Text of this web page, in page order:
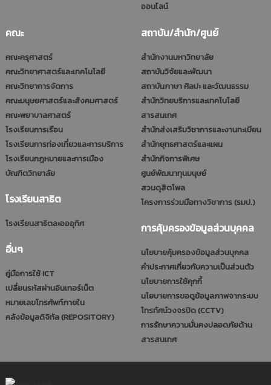
ออนไลน์
คณะ
คณะครุศาสตร์
คณะวิทยาศาสตร์และเทคโนโลยี
คณะวิทยาการจัดการ
คณะมนุษยศาสตร์และสังคมศาสตร์
คณะพยาบาลศาสตร์
โรงเรียนการเรือน
โรงเรียนการท่องเที่ยวและการบริการ
โรงเรียนกฎหมายและการเมือง
บัณฑิตวิทยาลัย
โรงเรียนสาธิต
โรงเรียนสาธิตละอออุทิศ
อื่นๆ
คู่มือการใช้ ICT
เปลี่ยนรหัสผ่านอินเทอร์เน็ต
หมายเลขโทรศัพท์ภายใน
คลังข้อมูลดิจิทัล (REPOSITORY)
สถาบัน/สำนัก/ศูนย์
สำนักงานมหาวิทยาลัย
สถาบันวิจัยและพัฒนา
สถาบันภาษา ศิลปะ และวัฒนธรรม
สำนักวิทยบริการและเทคโนโลยี
สารสนเทศ
สำนักส่งเสริมวิชาการและงานทะเบียน
สำนักยุทธศาสตร์และแผน
สำนักกิจการพิเศษ
ศูนย์พัฒนาทุนมนุษย์
สวนดุสิตโพล
โครงการร่วมมือทางวิชาการ (รมป.)
การคุ้มครองข้อมูลส่วนบุคคล
นโยบายคุ้มครองข้อมูลส่วนบุคคล
คำประกาศเกี่ยวกับความเป็นส่วนตัว
นโยบายการใช้คุกกี้
นโยบายการขอดูข้อมูลภาพจากระบบ
โทรทัศน์วงจรปิด (CCTV)
การรักษาความมั่นคงปลอดภัยด้าน
สารสนเทศ